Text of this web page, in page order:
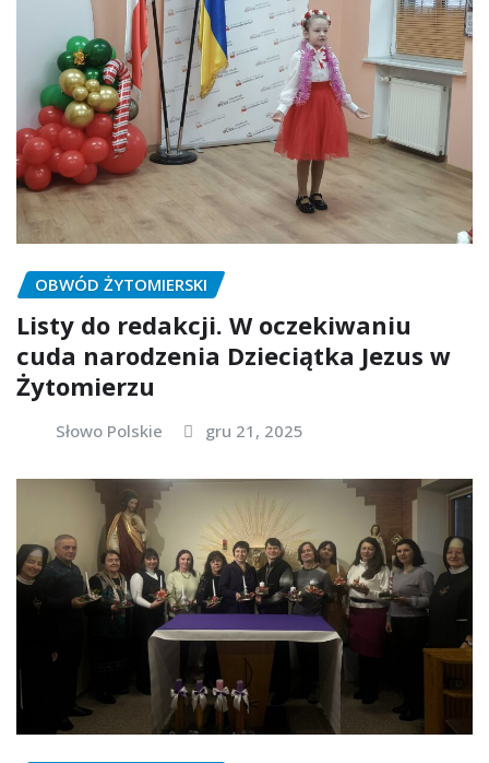
OBWÓD ŻYTOMIERSKI
Listy do redakcji. W oczekiwaniu
cuda narodzenia Dzieciątka Jezus w
Żytomierzu
Słowo Polskie gru 21, 2025